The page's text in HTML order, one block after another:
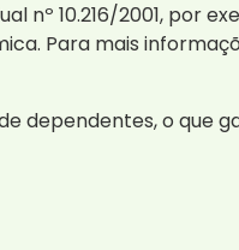
nº 10.216/2001, por
Para mais
dependentes, o que